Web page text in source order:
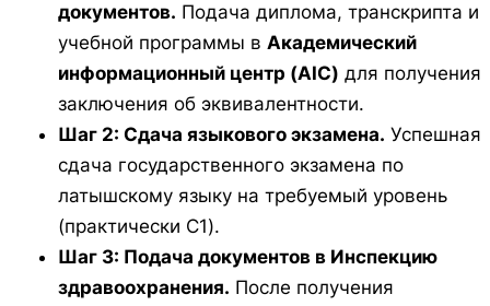
документов. Подача диплома, транскрипта и
учебной программы в Академический
информационный центр (AIC) для получения
заключения об эквивалентности.
Шаг 2: Сдача языкового экзамена. Успешная
сдача государственного экзамена по
латышскому языку на требуемый уровень
(практически C1).
Шаг 3: Подача документов в Инспекцию
здравоохранения. После получения